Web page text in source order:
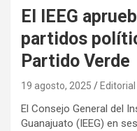
El IEEG
partidos
Partido Verde
19 agosto, 2025 Editorial
El Consejo General del
Guanajuato (IEEG) en